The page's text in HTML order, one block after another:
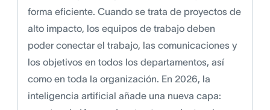
forma eficiente. Cuando se trata de proyectos de
alto impacto, los equipos de trabajo deben
poder conectar el trabajo, las comunicaciones y
los objetivos en todos los departamentos, así
como en toda la organización. En 2026, la
inteligencia artificial añade una nueva capa: